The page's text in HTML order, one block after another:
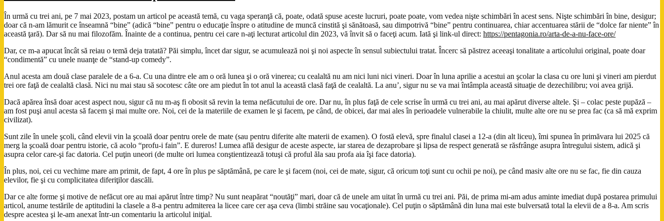
În urmă cu trei ani, pe 7 mai 2023, postam un articol pe această temă, cu vaga speranţă că, poate, odată spuse aceste lucruri, poate poate, vom vedea nişte schimbări în acest sens. Nişte schimbări în bine, desigur;
doar că n-am lămurit ce înseamnă “bine” (adică “bine” pentru o educaţie înspre o atitudine de muncă cinstită şi sănătoasă, sau dimpotrivă “bine” pentru continuarea, chiar accentuarea stării de “dolce far niente” în
această ţară). Dar să nu mai filozofăm. Înainte de a continua, pentru cei care n-aţi lecturat articolul din 2023, vă învit să o faceţi acum. Iată şi link-ul direct: https://pentagonia.ro/arta-de-a-nu-face-ore/
Dar, ce m-a apucat încât să reiau o temă deja tratată? Păi simplu, încet dar sigur, se acumulează noi şi noi aspecte în sensul subiectului tratat. Încerc să păstrez aceeaşi tonalitate a articolului original, poate doar
“condimentă” cu unele nuanţe de “stand-up comedy”.
Anul acesta am două clase paralele de a 6-a. Cu una dintre ele am o oră lunea şi o oră vinerea; cu cealaltă nu am nici luni nici vineri. Doar în luna aprilie a acestui an şcolar la clasa cu ore luni şi vineri am pierdut
trei ore faţă de cealaltă clasă. Nici nu mai stau să socotesc câte ore am piedut în tot anul la această clasă faţă de cealaltă. La anu’, sigur nu se va mai întâmpla această situaţie de dezechilibru; voi avea grijă.
Dacă apărea însă doar acest aspect nou, sigur că nu m-aş fi obosit să revin la tema nefăcutului de ore. Dar nu, în plus faţă de cele scrise în urmă cu trei ani, au mai apărut diverse altele. Şi – colac peste pupăză –
am fost puşi anul acesta să facem şi mai multe ore. Noi, cei de la materiile de examen le şi facem, pe când, de obicei, dar mai ales în perioadele vulnerabile la chiulit, multe alte ore nu se prea fac (ca să mă exprim
civilizat).
Sunt zile în unele şcoli, când elevii vin la şcoală doar pentru orele de mate (sau pentru diferite alte materii de examen). O fostă elevă, spre finalul clasei a 12-a (din alt liceu), îmi spunea în primăvara lui 2025 că
merg la şcoală doar pentru istorie, că acolo “profu-i fain”. E dureros! Lumea află desigur de aceste aspecte, iar starea de dezaprobare şi lipsa de respect generată se răsfrânge asupra întregului sistem, adică şi
asupra celor care-şi fac datoria. Cel puţin uneori (de multe ori lumea conştientizează totuşi că proful ăla sau profa aia îşi face datoria).
În plus, noi, cei cu vechime mare am primit, de fapt, 4 ore în plus pe săptămână, pe care le şi facem (noi, cei de mate, sigur, că oricum toţi sunt cu ochii pe noi), pe când masiv alte ore nu se fac, fie din cauza
elevilor, fie şi cu complicitatea diferiţilor dascăli.
Dar ce alte forme şi motive de nefăcut ore au mai apărut între timp? Nu sunt neapărat “noutăţi” mari, doar că de unele am uitat în urmă cu trei ani. Păi, de prima mi-am adus aminte imediat după postarea primului
articol, anume testările de aptitudini la clasele a 8-a pentru admiterea la licee care cer aşa ceva (limbi străine sau vocaţionale). Cel puţin o săptămână din luna mai este bulversată total la elevii de a 8-a. Am scris
despre acestea şi le-am anexat într-un comentariu la articolul iniţial.